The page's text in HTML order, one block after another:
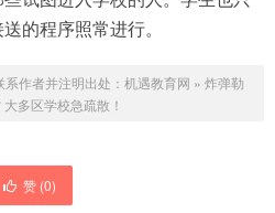
的程序照常进行。
作者并注明出处： 机遇教育网 » 炸弹勒
多区学校急疏散！
赞 (0)